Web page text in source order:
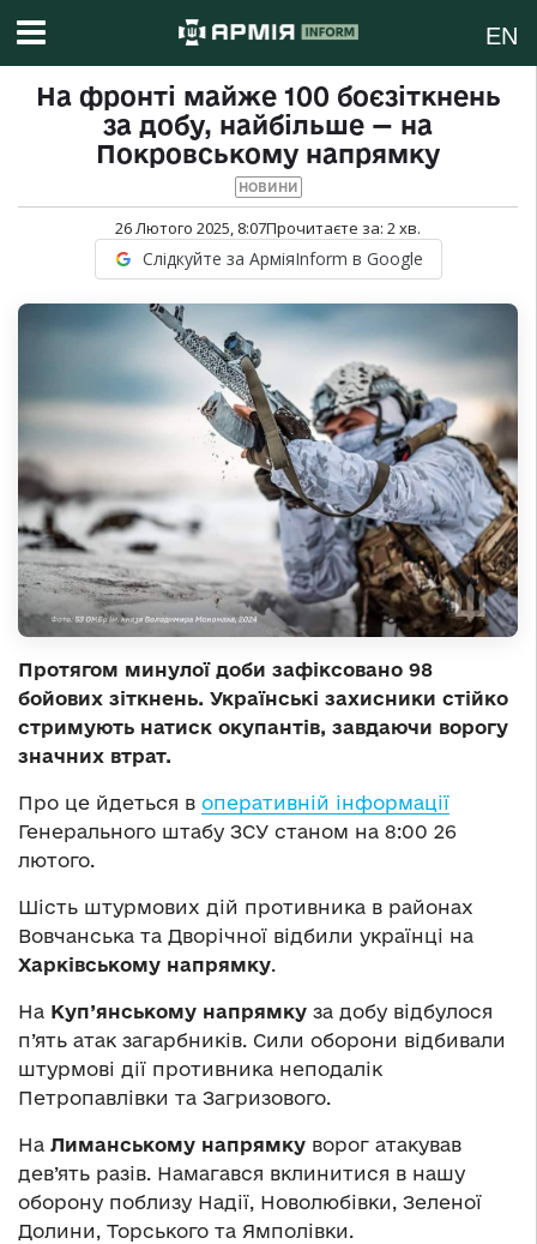
EN
На фронті майже 100 боєзіткнень
за добу, найбільше — на
Покровському напрямку
НОВИНИ
26 Лютого 2025, 8:07Прочитаєте за: 2хв.
Слідкуйте за АрміяInform в Google
Протягом минулої доби зафіксовано 98
бойових зіткнень. Українські захисники стійко
стримують натиск окупантів, завдаючи ворогу
значних втрат.
Про це йдеться в оперативній інформації
Генерального штабу ЗСУ станом на 8:00 26
лютого.
Шість штурмових дій противника в районах
Вовчанська та Дворічної відбили українці на
Харківському напрямку.
На Куп’янському напрямку за добу відбулося
п’ять атак загарбників. Сили оборони відбивали
штурмові дії противника неподалік
Петропавлівки та Загризового.
На Лиманському напрямку ворог атакував
дев’ять разів. Намагався вклинитися в нашу
оборону поблизу Надії, Новолюбівки, Зеленої
Долини, Торського та Ямполівки.